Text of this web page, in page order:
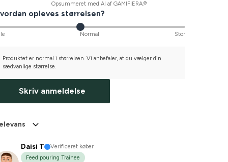
Opsummeret med AI af GAMIFIERA.®
opleves størrelsen?
Normal Stor
Produktet er normal i størrelsen. Vi anbefaler, at du vælger din
sædvanlige størrelse.
Skriv anmeldelse
Daisi T
Verificeret køber
Feed pouring Trainee